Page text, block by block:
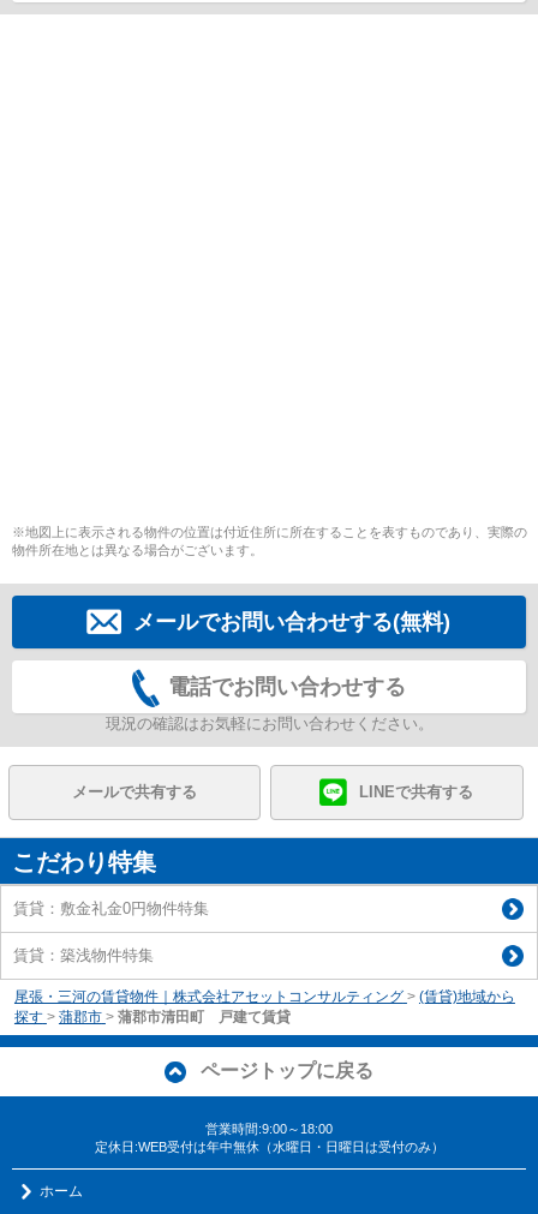
※地図上に表示される物件の位置は付近住所に所在することを表すものであり、実際の
物件所在地とは異なる場合がございます。
メールでお問い合わせする(無料)
電話でお問い合わせする
現況の確認はお気軽にお問い合わせください。
メールで共有する LINEで共有する
こだわり特集
賃貸：敷金礼金0円物件特集
賃貸：築浅物件特集
尾張・三河の賃貸物件｜株式会社アセットコンサルティング > (賃貸)地域から
探す > 蒲郡市 > 蒲郡市清田町 戸建て賃貸
ページトップに戻る
営業時間:9:00～18:00
定休日:WEB受付は年中無休（水曜日・日曜日は受付のみ）
ホーム